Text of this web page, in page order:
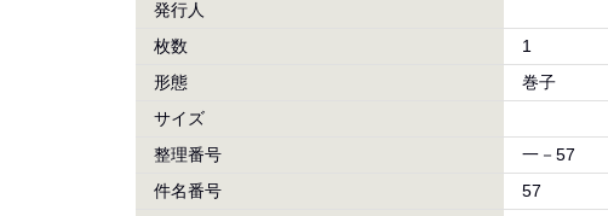
発行人
枚数
1
形態
巻子
サイズ
整理番号
一－57
件名番号
57